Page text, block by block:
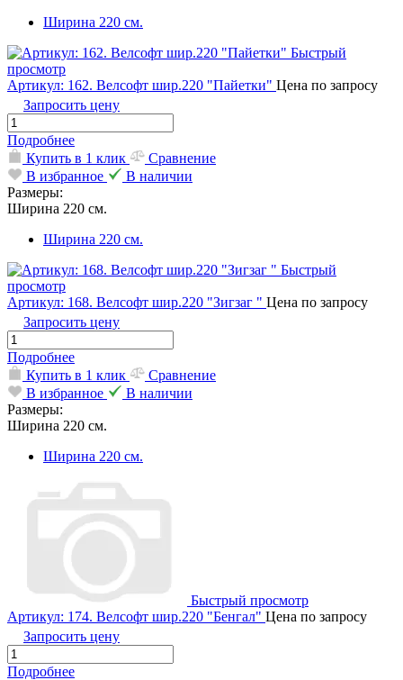
Ширина 220 см.
Быстрый
просмотр
Артикул: 162. Велсофт шир.220 "Пайетки" Цена по запросу
Запросить цену
Подробнее
Купить в 1 клик
Сравнение
В избранное
В наличии
Размеры:
Ширина 220 см.
Ширина 220 см.
Быстрый
просмотр
Артикул: 168. Велсофт шир.220 "Зигзаг " Цена по запросу
Запросить цену
Подробнее
Купить в 1 клик
Сравнение
В избранное
В наличии
Размеры:
Ширина 220 см.
Ширина 220 см.
Быстрый просмотр
Артикул: 174. Велсофт шир.220 "Бенгал" Цена по запросу
Запросить цену
Подробнее